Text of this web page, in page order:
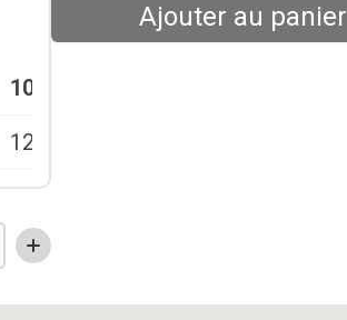
10-24
129,00
Ajouter au panier